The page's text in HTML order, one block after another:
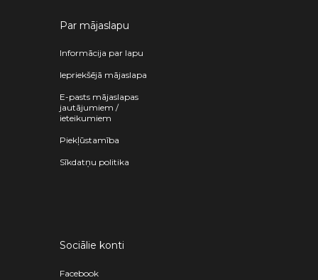
Par mājaslapu
Informācija par lapu
Iepriekšējā mājaslapa
E-pasts mājaslapas
jautājumiem /
ieteikumiem
Piekļūstamība
Sīkdatņu politika
Sociālie konti
Facebook